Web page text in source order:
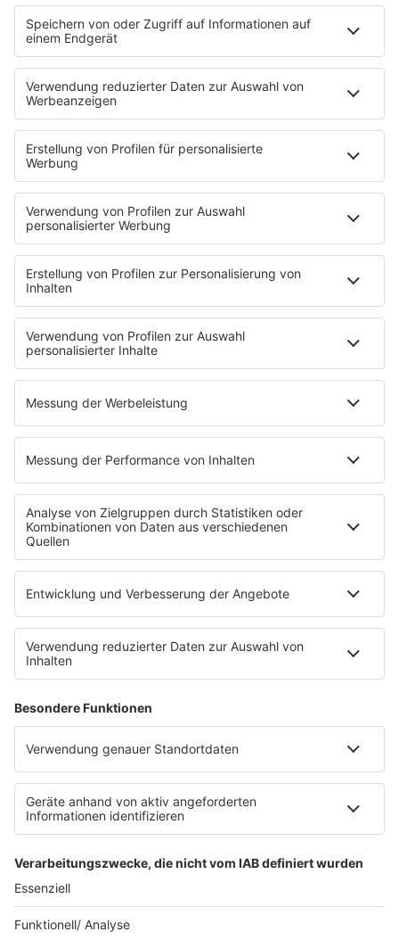
Sonntag Morgen
Strandbar
Putzfimmel
Deutschpop
Deutsche Liebeslieder
PODCASTS
Mit den Waffeln einer Frau
Frühstück bei Barbara
Brave & One
NotAufnahme
"Bewerbung und Karriere"
Aber bitte mit Schlager
Erdbeerkäse
Fitness mit M.A.R.K
Glück in Worten
Todesursache
Niemand muss ein Promi sein
PROGRAMM
Mit den Waffeln einer Frau
SERVICE
Empfang
barba radio App
Impressum
Datenschutz Facebook & Instagram
Datenschutzeinstellungen
Clubbedingungen
Werbung schalten
Waffel-Werbepartner
80s80s.de
90s90s.de
Schlagerplanetradio.com
1deutsch.de
WEIHNACHTSMUSIK.FM